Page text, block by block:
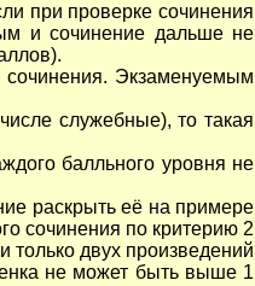
при проверке сочинения
и сочинение дальше не
сочинения. Экзаменуемым
служебные), то такая
балльного уровня не
раскрыть её на примере
сочинения по критерию 2
только двух произведений
не может быть выше 1